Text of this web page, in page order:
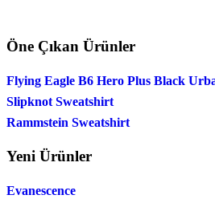
Öne Çıkan Ürünler
Flying Eagle B6 Hero Plus Black
Slipknot Sweatshirt
Rammstein Sweatshirt
Yeni Ürünler
Evanescence